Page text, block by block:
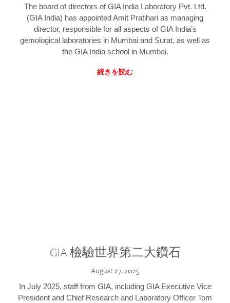
The board of directors of GIA India Laboratory Pvt. Ltd.
(GIA India) has appointed Amit Pratihari as managing
director, responsible for all aspects of GIA India’s
gemological laboratories in Mumbai and Surat, as well as
the GIA India school in Mumbai.
続きを読む
GIA 檢驗世界第二大鑽石
August 27, 2025
In July 2025, staff from GIA, including GIA Executive Vice
President and Chief Research and Laboratory Officer Tom